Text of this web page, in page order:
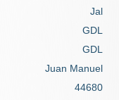
Jal
GDL
GDL
Juan Manuel
44680